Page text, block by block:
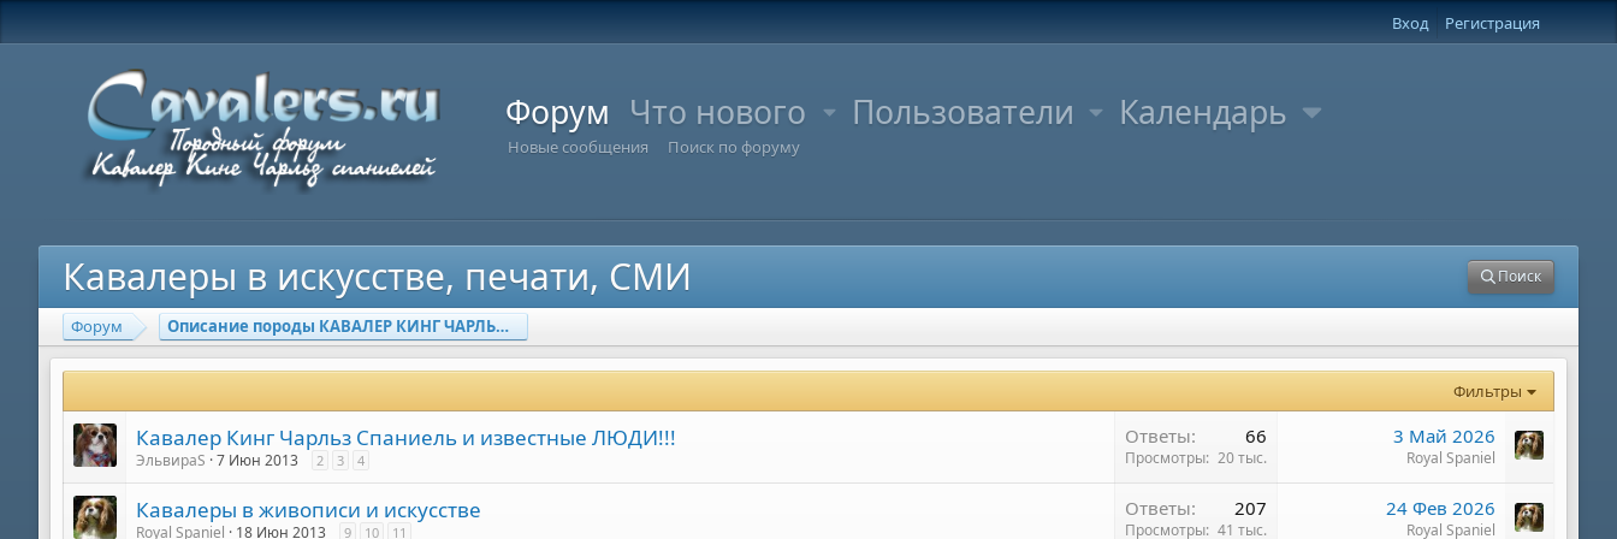
Вход Регистрация
Форум Что нового Пользователи Календарь
Новые сообщения Поиск по форуму
Кавалеры в искусстве, печати, СМИ Поиск
Форум Описание породы КАВАЛЕР КИНГ ЧАРЛЬЗ СПАНИЕЛЬ
Фильтры
Кавалер Кинг Чарльз Спаниель и известные ЛЮДИ!!!
ЭльвираS 7 Июн 2013 2 3 4
Ответы 66
Просмотры 20 тыс.
3 Май 2026
Royal Spaniel
Кавалеры в живописи и искусстве
Royal Spaniel 18 Июн 2013 9 10 11
Ответы 207
Просмотры 41 тыс.
24 Фев 2026
Royal Spaniel